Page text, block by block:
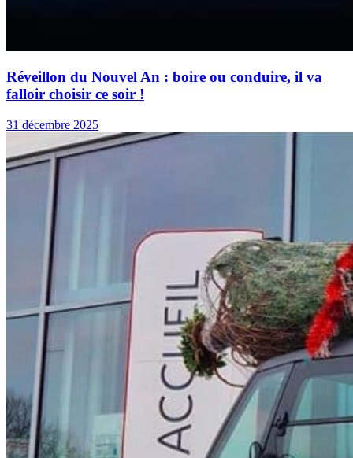
Réveillon du Nouvel An : boire ou conduire, il va
falloir choisir ce soir !
31 décembre 2025